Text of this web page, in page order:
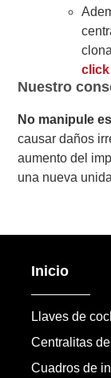
Nuestro
No manipule
causar daños
aumento del
una nueva
Inicio
Llaves de
Centralitas
Cuadros de